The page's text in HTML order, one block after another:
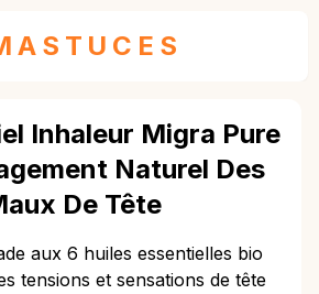
Inhaleur Migra Pure
Naturel Des
De Tête
aux 6 huiles essentielles bio
tensions et sensations de tête